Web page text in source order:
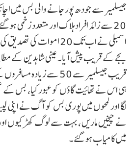
جیسلمیر سے جودھ پور جانے والی بس میں
20 سے زائد افراد ہلاک اور متعدد
بجے کے قریب پیش آیا۔عینی شاہدین کے
قریب جیسلمیر سے 50 سے
ہی اس نے تھائیت گاؤں کو عبور کیا، بس
لگا اور لمحوں میں پوری بس کو آگ نے اپنی
نے چیخیں ماریں ، بہت سے لوگ کھڑکیوں
میں کامیاب ہو گئے۔